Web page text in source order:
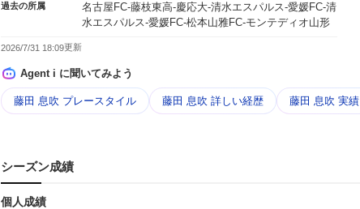
過去の所属
名古屋FC-藤枝東高-慶応大-清水エスパルス-愛媛FC-清
水エスパルス-愛媛FC-松本山雅FC-モンテディオ山形
2026/7/31 18:09
Agent i に聞いてみよう
藤田 息吹 プレースタイル 藤田 息吹 詳しい経歴 藤田 息吹 実績
シーズン成績
個人成績